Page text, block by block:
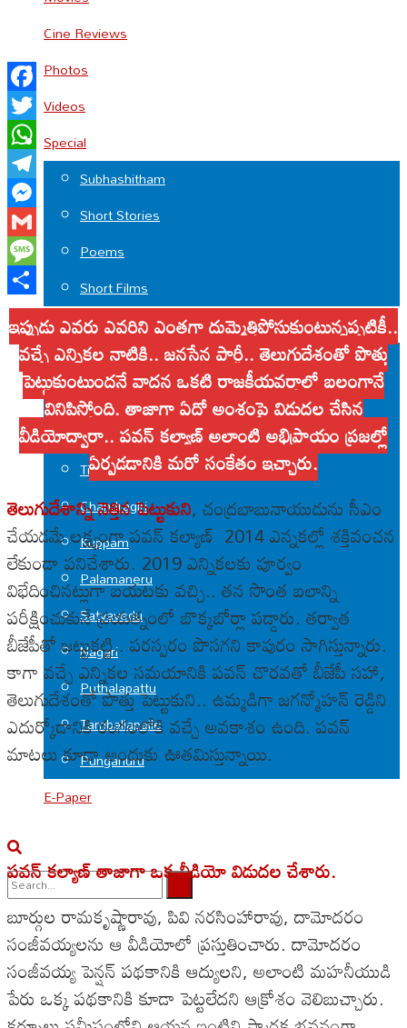
Cine Reviews
Photos
Videos
Special
Subhashitham
Short Stories
Poems
Short Films
LOCAL
Tirumala
Chittoor
Srikalahasti
Tirupati
Chandragiri
Kuppam
Palamaneru
Satyavedu
Nagari
Puthalapattu
Tamballapalle
Punganuru
E-Paper
No Result
View All Result
Facebook
Twitter
WhatsApp
Telegram
Messenger
Gmail
Message
Share
ఇప్పుడు ఎవరు ఎవరిని ఎంతగా దుమ్మెత్తిపోసుకుంటున్నప్పటికీ..
వచ్చే ఎన్నికల నాటికి.. జనసేన పార్టీ.. తెలుగుదేశంతో పొత్తు
పెట్టుకుంటుందనే వాదన ఒకటి రాజకీయవర్గాల్లో బలంగానే
వినిపిస్తోంది. తాజాగా ఏదో అంశంపై విడుదల చేసిన
వీడియోద్వారా.. పవన్ కల్యాణ్ అలాంటి అభిప్రాయం ప్రజల్లో
ఏర్పడడానికి మరో సంకేతం ఇచ్చారు.
తెలుగుదేశాన్ని నెత్తిన పెట్టుకుని, చంద్రబాబునాయుడును సీఎం
చేయడమే లక్ష్యంగా పవన్ కల్యాణ్ 2014 ఎన్నకల్లో శక్తివంచన
లేకుండా పనిచేశారు. 2019 ఎన్నికలకు పూర్వం
విభేదించినట్లుగా బయటకు వచ్చి.. తన సొంత బలాన్ని
పరీక్షించుకునే ప్రయత్నంలో బొక్కబోర్లా పడ్డారు. తర్వాత
బీజేపీతో జట్టుకట్టి.. పరస్పరం పొసగని కాపురం సాగిస్తున్నారు.
కాగా వచ్చే ఎన్నికల సమయానికి పవన్ చొరవతో బీజేపీ సహా,
తెలుగుదేశంతో పొత్తు పెట్టుకుని.. ఉమ్మడిగా జగన్మోహన్ రెడ్డిని
ఎదుర్కోడానికి రంగంలోకి వచ్చే అవకాశం ఉంది. పవన్
మాటలు కూడా అందుకు ఊతమిస్తున్నాయి.
పవన్ కల్యాణ్ తాజాగా ఒక వీడియో విడుదల చేశారు.
బూర్గుల రామకృష్ణారావు, పివి నరసింహారావు, దామోదరం
సంజీవయ్యలను ఆ వీడియోలో ప్రస్తుతించారు. దామోదరం
సంజీవయ్య పెన్షన్ పథకానికి ఆద్యులని, అలాంటి మహనీయుడి
పేరు ఒక్క పథకానికి కూడా పెట్టలేదని ఆక్రోశం వెలిబుచ్చారు.